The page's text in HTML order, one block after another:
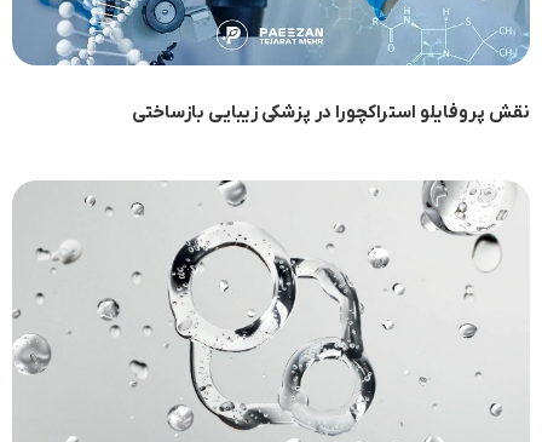
نقش پروفایلو استراکچورا در پزشکی زیبایی بازساختی